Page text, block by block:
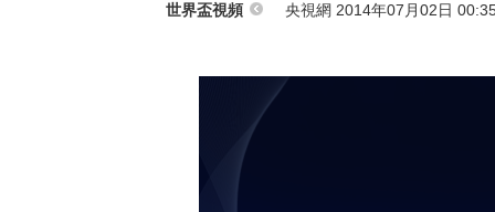
世界盃視頻 央視網 2014年07月02日